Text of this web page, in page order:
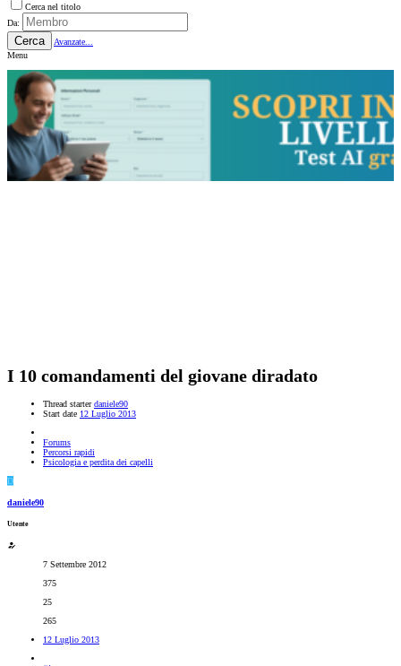
Cerca nel titolo
Da:
Cerca
Avanzate...
Menu
I 10 comandamenti del giovane diradato
Thread starter daniele90
Start date 12 Luglio 2013
Forums
Percorsi rapidi
Psicologia e perdita dei capelli
D
daniele90
Utente
7 Settembre 2012
375
25
265
12 Luglio 2013